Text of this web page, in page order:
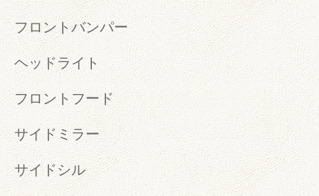
フロントバンパー
ヘッドライト
フロントフード
サイドミラー
サイドシル